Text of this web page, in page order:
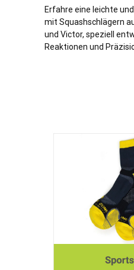
Erfahre eine leichte
mit Squashschlägern
und Victor, speziell
Reaktionen und